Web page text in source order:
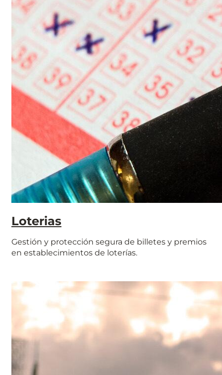
Loterias
Gestión y protección segura de billetes y premios
en establecimientos de loterías.